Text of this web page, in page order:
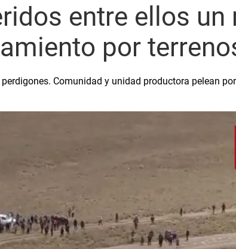
entre ellos un
por
Comunidad y unidad productora pelean